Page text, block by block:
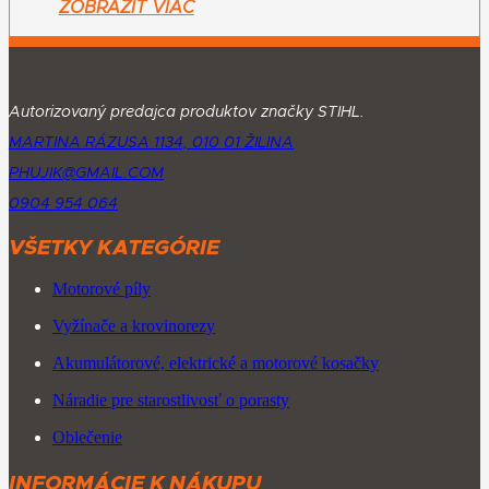
ZOBRAZIŤ VIAC
Autorizovaný predajca produktov značky STIHL.
MARTINA RÁZUSA 1134, 010 01 ŽILINA
PHUJIK@GMAIL.COM
0904 954 064
VŠETKY KATEGÓRIE
Motorové píly
Vyžínače a krovinorezy
Akumulátorové, elektrické a motorové kosačky
Náradie pre starostlivosť o porasty
Oblečenie
INFORMÁCIE K NÁKUPU